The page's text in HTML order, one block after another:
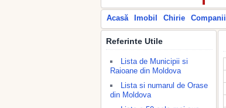
Acasă Imobil Chirie Companii
Referinte Utile
Lista de Municipii si
Raioane din Moldova
Lista si numarul de Orase
din Moldova